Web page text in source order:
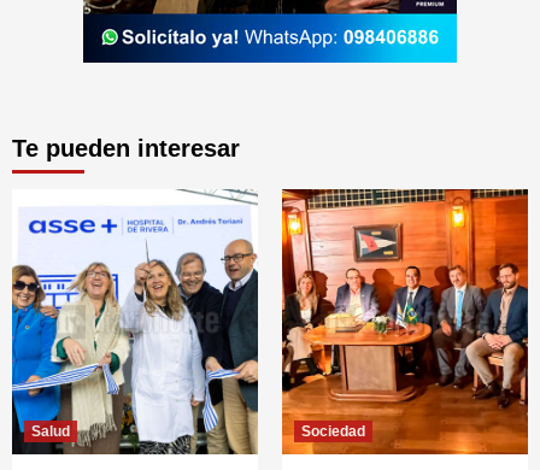
Te pueden interesar
Salud Sociedad